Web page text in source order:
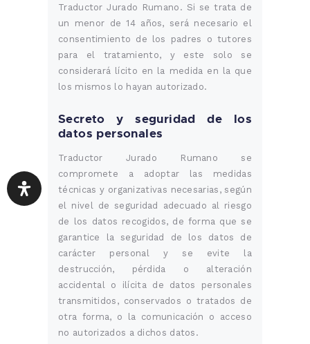
Traductor Jurado Rumano. Si se trata de
un menor de 14 años, será necesario el
consentimiento de los padres o tutores
para el tratamiento, y este solo se
considerará lícito en la medida en la que
los mismos lo hayan autorizado.
Secreto y seguridad de los
datos personales
Traductor Jurado Rumano se
compromete a adoptar las medidas
técnicas y organizativas necesarias, según
el nivel de seguridad adecuado al riesgo
de los datos recogidos, de forma que se
garantice la seguridad de los datos de
carácter personal y se evite la
destrucción, pérdida o alteración
accidental o ilícita de datos personales
transmitidos, conservados o tratados de
otra forma, o la comunicación o acceso
no autorizados a dichos datos.